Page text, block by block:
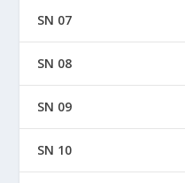
SN 07
SN 08
SN 09
SN 10